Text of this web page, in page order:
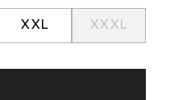
XXL XXXL